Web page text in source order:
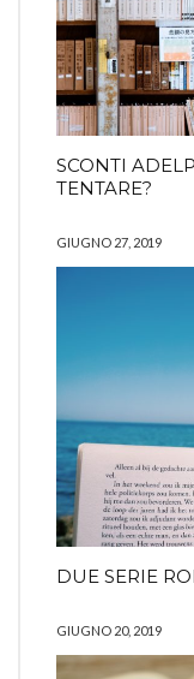
SCONTI
TENTARE?
GIUGNO 27, 2019
DUE SERIE
GIUGNO 20, 2019